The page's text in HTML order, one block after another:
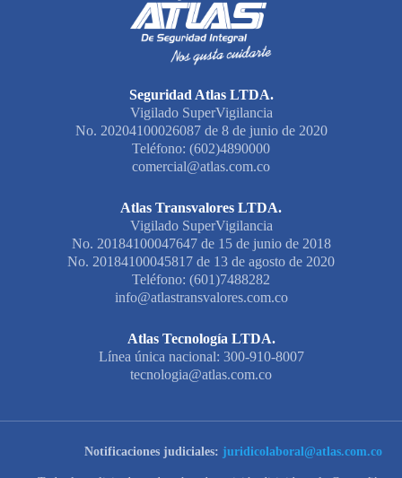
Seguridad Atlas LTDA.
Vigilado SuperVigilancia
No. 20204100026087 de 8 de junio de 2020
Teléfono: (602)4890000
comercial@atlas.com.co
Atlas Transvalores LTDA.
Vigilado SuperVigilancia
No. 20184100047647 de 15 de junio de 2018
No. 20184100045817 de 13 de agosto de 2020
Teléfono: (601)7488282
info@atlastransvalores.com.co
Atlas Tecnología LTDA.
Línea única nacional: 300-910-8007
tecnologia@atlas.com.co
Notificaciones judiciales: juridicolaboral@atlas.com.co